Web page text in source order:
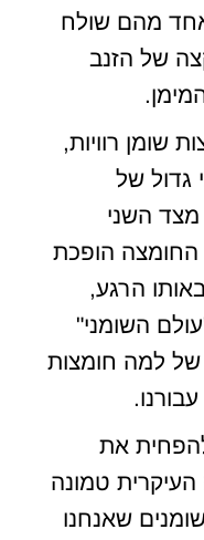
אחד מהם שולח
של הזנב
שומן רוויות,
גדול של
מצד השני
הופכת
הרגע,
השומני"
של למה חומצות
את
העיקרית טמונה
שאנחנו